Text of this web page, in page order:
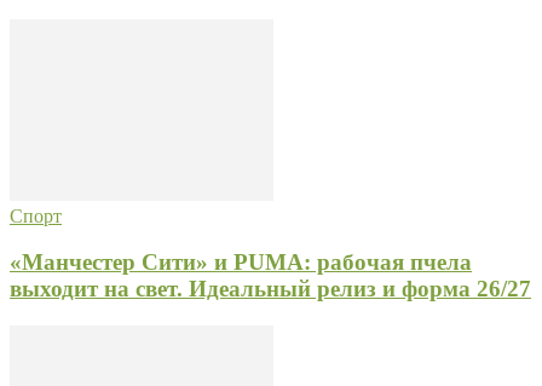
Спорт
«Манчестер Сити» и PUMA: рабочая пчела
выходит на свет. Идеальный релиз и форма 26/27